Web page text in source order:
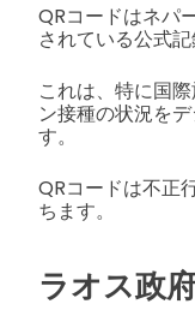
QRコードはネパ
されている公式
これは、特に国
ン接種の状況を
す。
QRコードは不正
ちます。
ラオス政